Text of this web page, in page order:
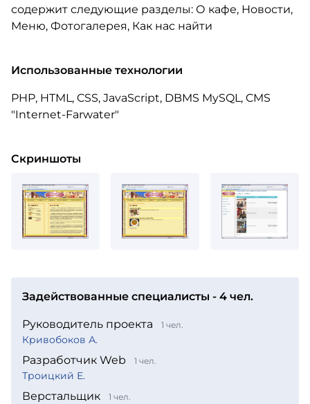
содержит следующие разделы: О кафе, Новости,
Меню, Фотогалерея, Как нас найти
Использованные технологии
PHP, HTML, CSS, JavaScript, DBMS MySQL, CMS
"Internet-Farwater"
Скриншоты
Задействованные специалисты - 4 чел.
Руководитель проекта 1 чел.
Кривобоков А.
Разработчик Web 1 чел.
Троицкий Е.
Верстальщик 1 чел.